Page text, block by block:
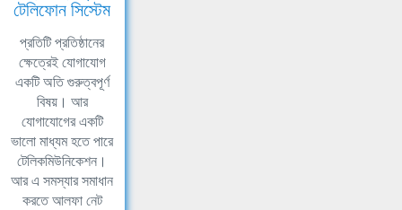
টেলিফোন সিস্টেম
প্রতিটি প্রতিষ্ঠানের
ক্ষেত্রেই যোগাযোগ
একটি অতি গুরুত্বপূর্ণ
বিষয়। আর
যোগাযোগের একটি
ভালো মাধ্যম হতে পারে
টেলিকমিউনিকেশন।
আর এ সমস্যার সমাধান
করতে আলফা নেট